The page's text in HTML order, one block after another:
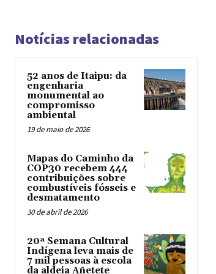
Notícias relacionadas
52 anos de Itaipu: da
engenharia
monumental ao
compromisso
ambiental
19 de maio de 2026
Mapas do Caminho da
COP30 recebem 444
contribuições sobre
combustíveis fósseis e
desmatamento
30 de abril de 2026
20ª Semana Cultural
Indígena leva mais de
7 mil pessoas à escola
da aldeia Añetete